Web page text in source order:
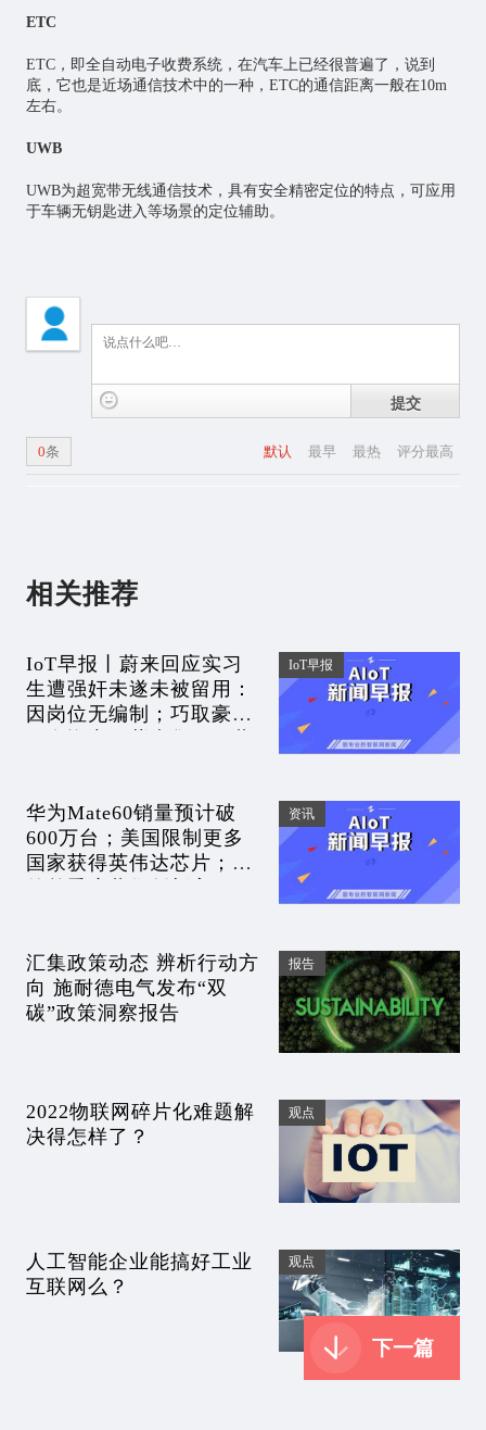
ETC
ETC，即全自动电子收费系统，在汽车上已经很普遍了，说到
底，它也是近场通信技术中的一种，ETC的通信距离一般在10m
左右。
UWB
UWB为超宽带无线通信技术，具有安全精密定位的特点，可应用
于车辆无钥匙进入等场景的定位辅助。
提交
默认 最早 最热 评分最高
0条
相关推荐
IoT早报丨蔚来回应实习
生遭强奸未遂未被留用：
因岗位无编制；巧取豪夺
应
IoT早报
华为Mate60销量预计破
600万台；美国限制更多
国家获得英伟达芯片；美
资讯
汇集政策动态 辨析行动方
向 施耐德电气发布“双
碳”政策洞察报告
报告
2022物联网碎片化难题解
决得怎样了？
观点
人工智能企业能搞好工业
互联网么？
观点
下一篇